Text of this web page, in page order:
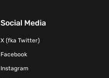
Social Media
X (fka Twitter)
Facebook
Instagram